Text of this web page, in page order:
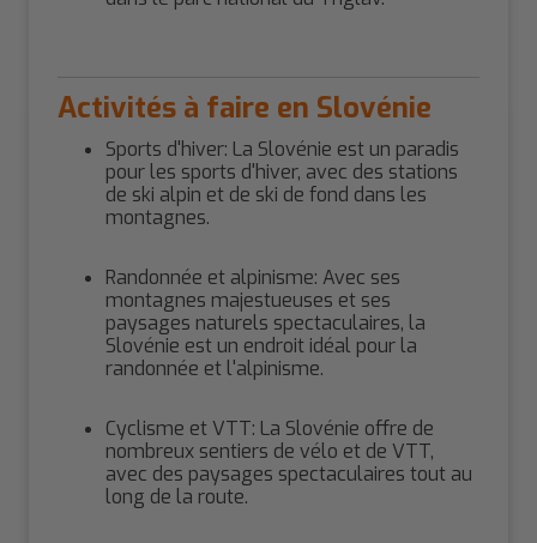
Activités à faire en Slovénie
Sports d'hiver: La Slovénie est un paradis
pour les sports d'hiver, avec des stations
de ski alpin et de ski de fond dans les
montagnes.
Randonnée et alpinisme: Avec ses
montagnes majestueuses et ses
paysages naturels spectaculaires, la
Slovénie est un endroit idéal pour la
randonnée et l'alpinisme.
Cyclisme et VTT: La Slovénie offre de
nombreux sentiers de vélo et de VTT,
avec des paysages spectaculaires tout au
long de la route.